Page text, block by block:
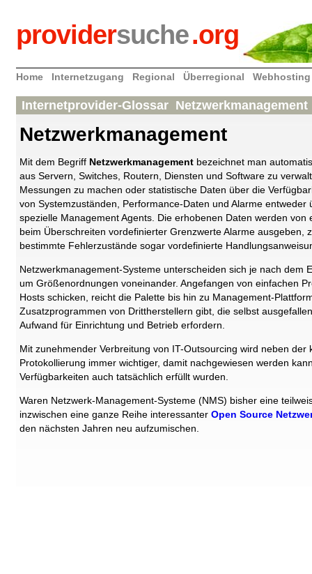
providersuche.org
Home Internetzugang Regional Überregional Webhosting
Internetprovider-Glossar Netzwerkmanagement
Netzwerkmanagement
Mit dem Begriff Netzwerkmanagement bezeichnet man
aus Servern, Switches, Routern, Diensten und Software zu
Messungen zu machen oder statistische Daten über die
von Systemzuständen, Performance-Daten und Alarme
spezielle Management Agents. Die erhobenen Daten werden
beim Überschreiten vordefinierter Grenzwerte Alarme
bestimmte Fehlerzustände sogar vordefinierte
Netzwerkmanagement-Systeme unterscheiden sich je nach
um Größenordnungen voneinander. Angefangen von einfachen
Hosts schicken, reicht die Palette bis hin zu Management-
Zusatzprogrammen von Drittherstellern gibt, die selbst
Aufwand für Einrichtung und Betrieb erfordern.
Mit zunehmender Verbreitung von IT-Outsourcing wird neben
Protokollierung immer wichtiger, damit nachgewiesen werden
Verfügbarkeiten auch tatsächlich erfüllt wurden.
Waren Netzwerk-Management-Systeme (NMS) bisher eine
inzwischen eine ganze Reihe interessanterOpen Source
den nächsten Jahren neu aufzumischen.